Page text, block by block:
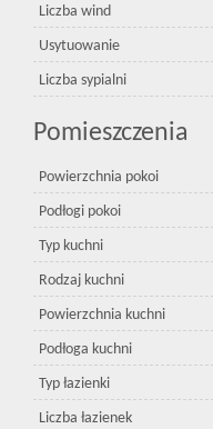
Liczba wind
Usytuowanie
Liczba sypialni
Pomieszczenia
Powierzchnia pokoi
Podłogi pokoi
Typ kuchni
Rodzaj kuchni
Powierzchnia kuchni
Podłoga kuchni
Typ łazienki
Liczba łazienek